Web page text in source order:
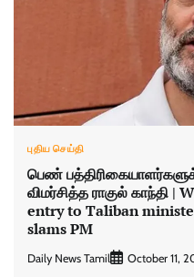
புதிய செய்தி
பெண்
விமர்சித்த ராகுல் காந்தி
entry to Taliban
slams PM
Daily News Tamil October 11,